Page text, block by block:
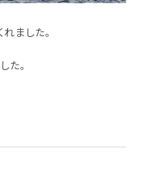
ました。
た。